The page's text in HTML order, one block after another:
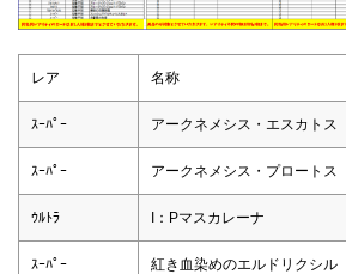
レア 名称
ｽｰﾊﾟｰ アークネメシス・エスカトス
ｽｰﾊﾟｰ アークネメシス・プロートス
ｳﾙﾄﾗ I：Pマスカレーナ
ｽｰﾊﾟｰ 紅き血染めのエルドリクシル